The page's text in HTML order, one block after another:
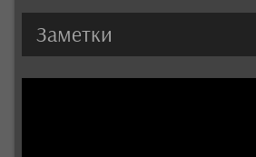
Заметки